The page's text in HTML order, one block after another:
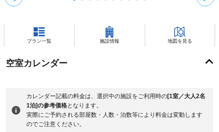
プラン一覧 施設情報 地図を見る
空室カレンダー
カレンダー記載の料金は、選択中の施設をご利用時の[1室／大人2名
1泊]の参考価格となります。
実際にご予約される部屋数・人数・泊数等により料金は変動します
のでご注意ください。